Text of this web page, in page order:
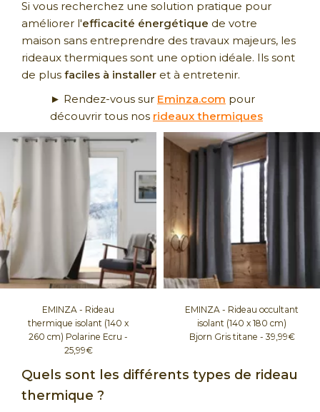
Si vous recherchez une solution pratique pour
améliorer l'efficacité énergétique de votre
maison sans entreprendre des travaux majeurs, les
rideaux thermiques sont une option idéale. Ils sont
de plus faciles à installer et à entretenir.
► Rendez-vous sur Eminza.com pour
découvrir tous nos rideaux thermiques
EMINZA - Rideau
thermique isolant (140 x
260 cm) Polarine Ecru -
25,99€
EMINZA - Rideau occultant
isolant (140 x 180 cm)
Bjorn Gris titane - 39,99€
Quels sont les différents types de rideau
thermique ?